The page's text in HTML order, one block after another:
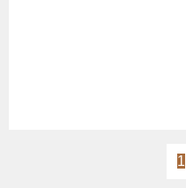
1